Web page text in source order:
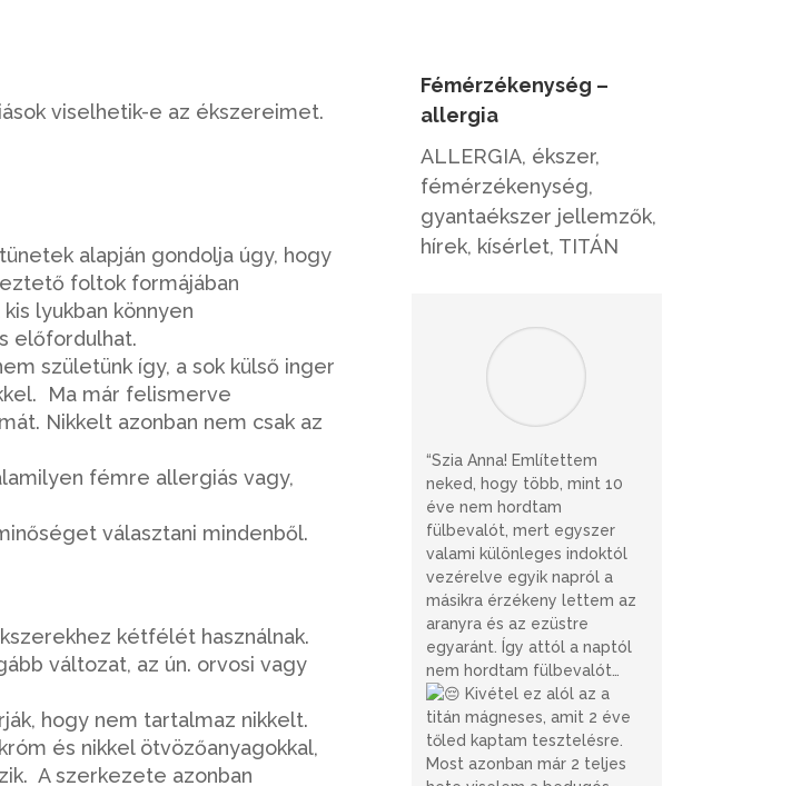
viselhetik-e az ékszereimet.
alapján gondolja úgy, hogy
foltok formájában
lyukban könnyen
előfordulhat.
születünk így, a sok külső inger
Ma már felismerve
Nikkelt azonban nem csak az
fémre allergiás vagy,
választani mindenből.
kétfélét használnak.
változat, az ún. orvosi vagy
hogy nem tartalmaz nikkelt.
és nikkel ötvözőanyagokkal,
A szerkezete azonban
Fémérzékenység –
allergia
ALLERGIA, ékszer,
fémérzékenység,
gyantaékszer jellemzők,
hírek, kísérlet, TITÁN
“Szia Anna! Említettem
neked, hogy több, mint 10
éve nem hordtam
fülbevalót, mert egyszer
valami különleges indoktól
vezérelve egyik napról a
másikra érzékeny lettem az
aranyra és az ezüstre
egyaránt. Így attól a naptól
nem hordtam fülbevalót…
Kivétel ez alól az a
titán mágneses, amit 2 éve
tőled kaptam tesztelésre.
Most azonban már 2 teljes